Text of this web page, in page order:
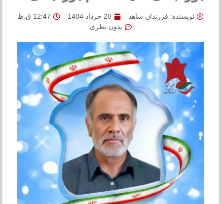
نویسنده: فرزندان شاهد 20 خرداد 1404
12:47 ق.ظ
بدون نظری